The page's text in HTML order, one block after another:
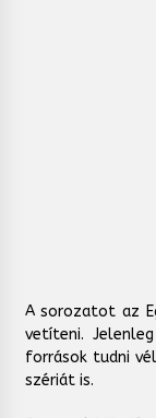
A sorozatot az
vetíteni.
források tudni
szériát is.